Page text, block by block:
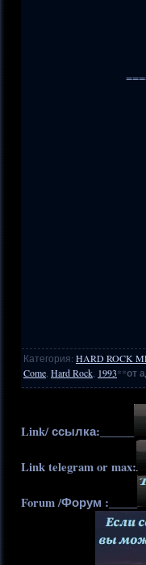
Категория: HARD ROCK
Come Hard Rock 1993**от
Link/ ссылка:______
Link telegram or max:
Forum /Форум :_____